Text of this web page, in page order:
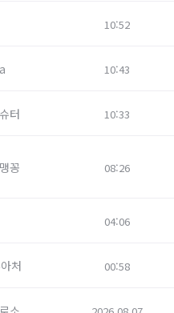
10:52
10:43
터 10:33
꽁 08:26
04:06
처 00:58